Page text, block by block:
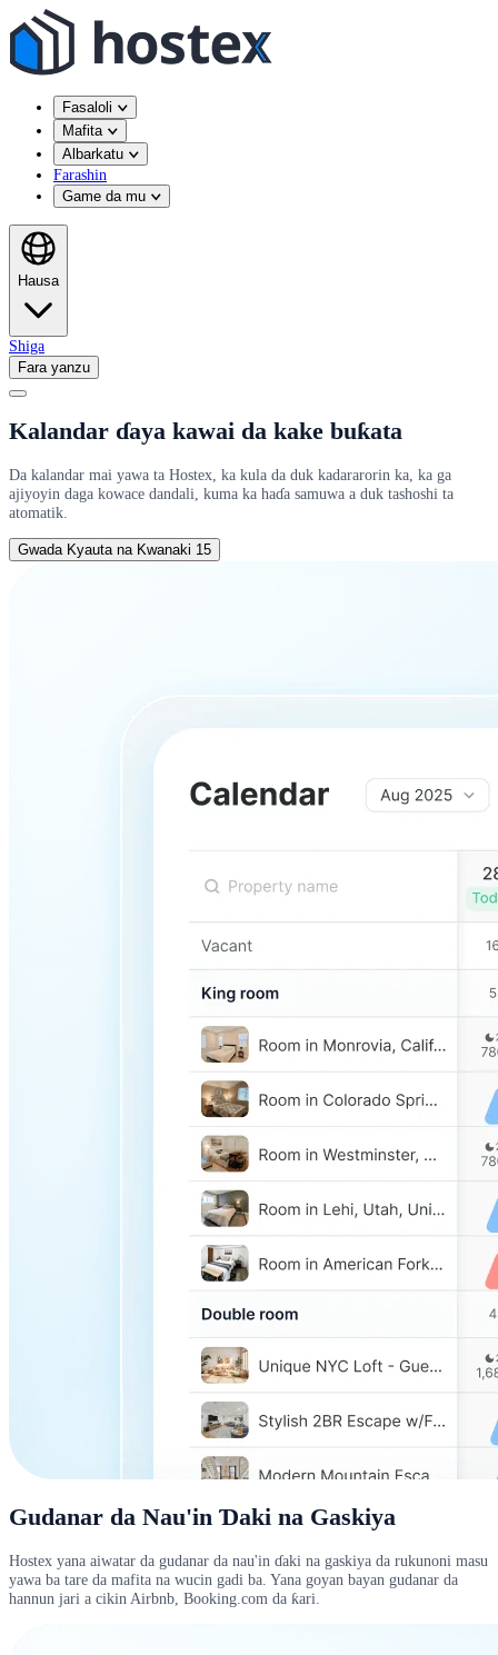
Fasaloli
Mafita
Albarkatu
Farashin
Game da mu
Hausa
Shiga
Fara yanzu
Kalandar ɗaya kawai da kake buƙata
Da kalandar mai yawa ta Hostex, ka kula da duk kadararorin ka, ka ga
ajiyoyin daga kowace dandali, kuma ka haɗa samuwa a duk tashoshi ta
atomatik.
Gwada Kyauta na Kwanaki 15
Gudanar da Nau'in Ɗaki na Gaskiya
Hostex yana aiwatar da gudanar da nau'in ɗaki na gaskiya da rukunoni masu
yawa ba tare da mafita na wucin gadi ba. Yana goyan bayan gudanar da
hannun jari a cikin Airbnb, Booking.com da ƙari.